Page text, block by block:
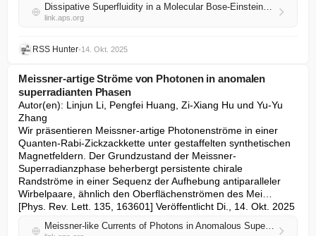
Dissipative Superfluidity in a Molecular Bose-Einstein Condensate
link.aps.org
RSS Hunter•14. Okt. 2025
Meissner-artige Ströme von Photonen in anomalen
superradianten Phasen
Autor(en): Linjun Li, Pengfei Huang, Zi-Xiang Hu und Yu-Yu
Zhang
Wir präsentieren Meissner-artige Photonenströme in einer
Quanten-Rabi-Zickzackkette unter gestaffelten synthetischen
Magnetfeldern. Der Grundzustand der Meissner-
Superradianzphase beherbergt persistente chirale
Randströme in einer Sequenz der Aufhebung antiparalleler
Wirbelpaare, ähnlich den Oberflächenströmen des Mei…
[Phys. Rev. Lett. 135, 163601] Veröffentlicht Di., 14. Okt. 2025
Meissner-like Currents of Photons in Anomalous Superradiant Phases